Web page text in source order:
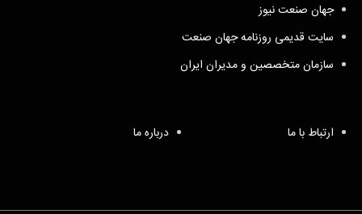
جهان صنعت نیوز
سایت قدیمی روزنامه جهان صنعت
سازمان متخصصین و مدیران ایران
ارتباط با ما درباره ما